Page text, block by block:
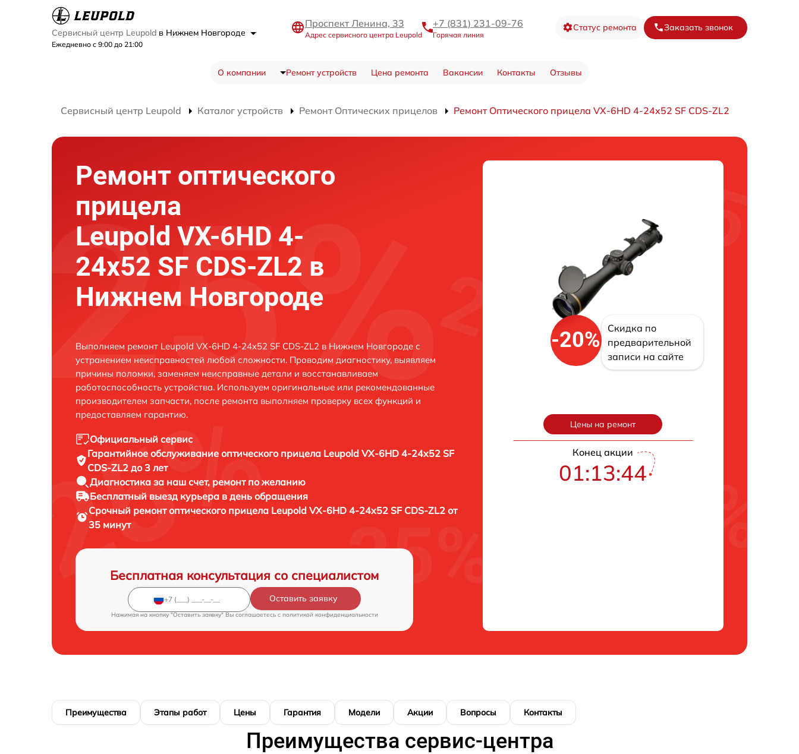
Сервисный центр Leupold в Нижнем Новгороде
Ежедневно с 9:00 до 21:00
Проспект Ленина, 33
Адрес сервисного центра Leupold
+7 (831) 231-09-76
Горячая линия
Статус ремонта Заказать звонок
О компании Ремонт устройств Цена ремонта Вакансии Контакты Отзывы
Сервисный центр Leupold Каталог устройств Ремонт Оптических прицелов Ремонт Оптического прицела VX-6HD 4-24x52 SF CDS-ZL2
Ремонт оптического
прицела
Leupold VX-6HD 4-
24x52 SF CDS-ZL2 в
Нижнем Новгороде
Выполняем ремонт Leupold VX-6HD 4-24x52 SF CDS-ZL2 в Нижнем Новгороде с
устранением неисправностей любой сложности. Проводим диагностику, выявляем
причины поломки, заменяем неисправные детали и восстанавливаем
работоспособность устройства. Используем оригинальные или рекомендованные
производителем запчасти, после ремонта выполняем проверку всех функций и
предоставляем гарантию.
Официальный сервис
Гарантийное обслуживаниеоптического прицела Leupold VX-6HD 4-24x52 SF
CDS-ZL2 до 3 лет
Диагностика за наш счет, ремонт по желанию
Бесплатный выезд курьера в день обращения
Срочный ремонтоптического прицела Leupold VX-6HD 4-24x52 SF CDS-ZL2 от
35 минут
Бесплатная консультация со специалистом
Оставить заявку
Нажимая на кнопку "Оставить заявку" Вы соглашаетесь c политикой конфиденциальности
-20%
Скидка по
предварительной
записи на сайте
Цены на ремонт
Конец акции
01:13:43
Преимущества Этапы работ Цены Гарантия Модели Акции Вопросы Контакты
Преимущества сервис-центра